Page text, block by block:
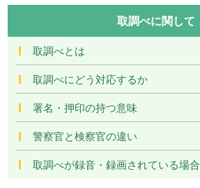
取調べに関して
取調べとは
取調べにどう対応するか
署名・押印の持つ意味
警察官と検察官の違い
取調べが録音・録画されている場合